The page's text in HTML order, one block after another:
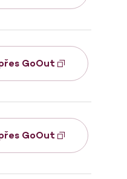
GoOut
GoOut